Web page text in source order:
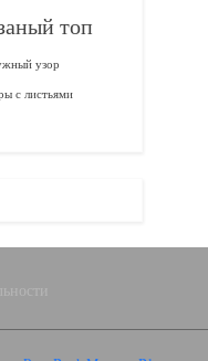
топ
узор
с листьями